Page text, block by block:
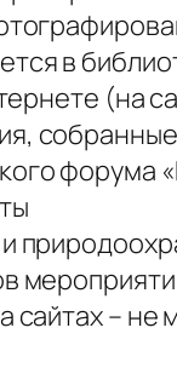
в
(на
собранные
форума
сайтах – не